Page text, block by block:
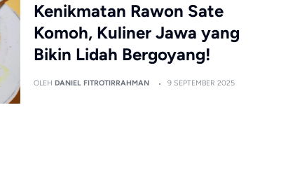
Kenikmatan Rawon Sate
Komoh, Kuliner Jawa yang
Bikin Lidah Bergoyang!
OLEH DANIEL FITROTIRRAHMAN 9 SEPTEMBER 2025